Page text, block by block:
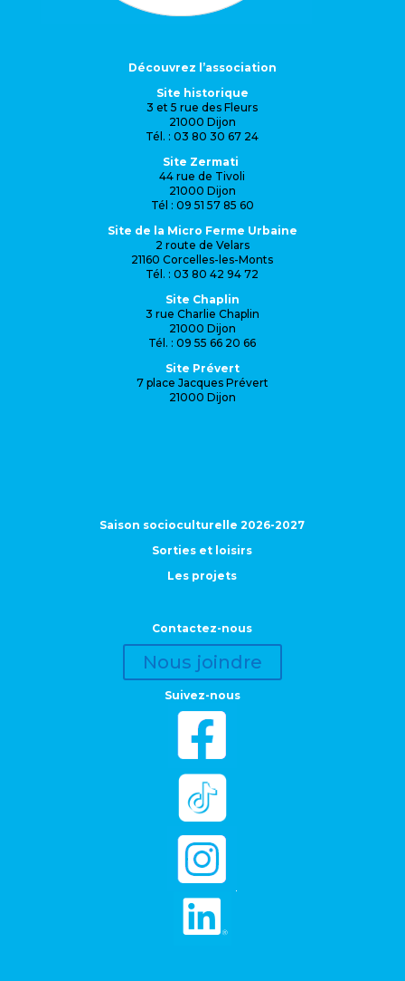
Découvrez l’association
Site historique
3 et 5 rue des Fleurs
21000 Dijon
Tél. : 03 80 30 67 24
Site Zermati
44 rue de Tivoli
21000 Dijon
Tél : 09 51 57 85 60
Site de la Micro Ferme Urbaine
2 route de Velars
21160 Corcelles-les-Monts
Tél. : 03 80 42 94 72
Site Chaplin
3 rue Charlie Chaplin
21000 Dijon
Tél. : 09 55 66 20 66
Site Prévert
7 place Jacques Prévert
21000 Dijon
Saison socioculturelle 2026-2027
Sorties et loisirs
Les projets
Contactez-nous
Nous joindre
Suivez-nous